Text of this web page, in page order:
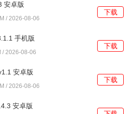
入首页，您会看到各类房源的推荐
感兴趣的区域或房源类型，系统将
点击任意房源，查看详细信息，包
安卓版
/ 2026-08-06
下载
手机版
/ 2026-08-06
下载
安卓版
/ 2026-08-06
下载
安卓版